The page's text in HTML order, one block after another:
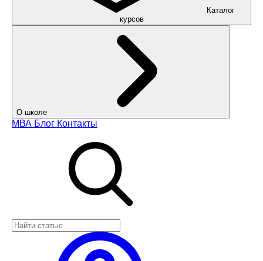
Каталог
курсов
О школе
МВА Блог Контакты